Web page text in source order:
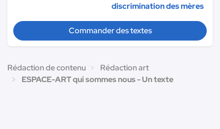
discrimination des mères
Commander des textes
Rédaction de contenu
Rédaction art
ESPACE-ART qui sommes nous - Un texte